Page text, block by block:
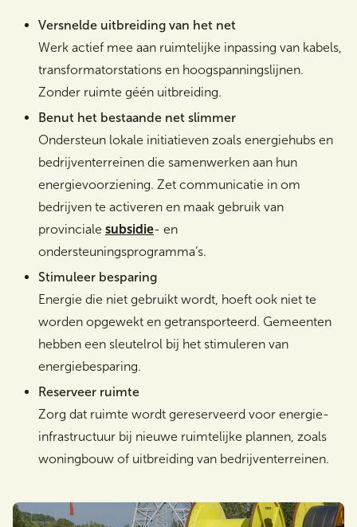
Versnelde uitbreiding van het net
Werk actief mee aan ruimtelijke inpassing van kabels,
transformatorstations en hoogspanningslijnen.
Zonder ruimte géén uitbreiding.
Benut het bestaande net slimmer
Ondersteun lokale initiatieven zoals energiehubs en
bedrijventerreinen die samenwerken aan hun
energievoorziening. Zet communicatie in om
bedrijven te activeren en maak gebruik van
provinciale subsidie- en
ondersteuningsprogramma’s.
Stimuleer besparing
Energie die niet gebruikt wordt, hoeft ook niet te
worden opgewekt en getransporteerd. Gemeenten
hebben een sleutelrol bij het stimuleren van
energiebesparing.
Reserveer ruimte
Zorg dat ruimte wordt gereserveerd voor energie-
infrastructuur bij nieuwe ruimtelijke plannen, zoals
woningbouw of uitbreiding van bedrijventerreinen.